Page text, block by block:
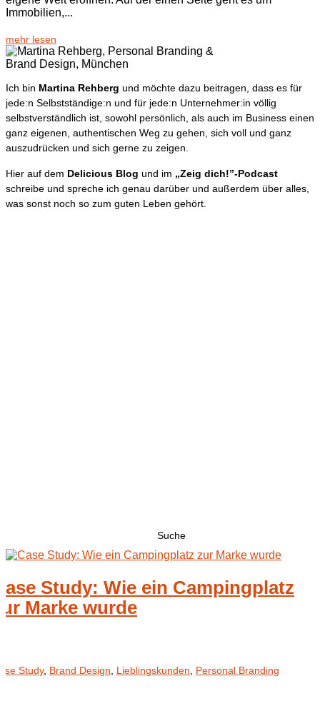
Immobilien,...
mehr lesen
Ich bin Martina Rehberg und möchte dazu beitragen, dass es für
jede:n Selbstständige:n und für jede:n Unternehmer:in völlig
selbstverständlich ist, sowohl persönlich, als auch im Business einen
ganz eigenen, authentischen Weg zu gehen, sich voll und ganz
auszudrücken und sich gerne zu zeigen.
Hier auf dem Delicious Blog und im „Zeig dich!”-Podcast
schreibe und spreche ich genau darüber und außerdem über alles,
was sonst noch so zum guten Leben gehört.
Study: Wie ein Campingplatz
Marke wurde
Study, Brand Design Lieblingskunden Personal Branding